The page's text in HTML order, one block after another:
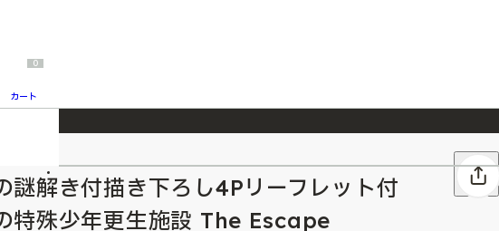
2026/7/23 『ONE PIECE magazine 021 ONE PIECEカード付き同梱版』発売延期のご案内
0
カート
謎解き付描き下ろし4Pリーフレット付
特殊少年更生施設 The Escape